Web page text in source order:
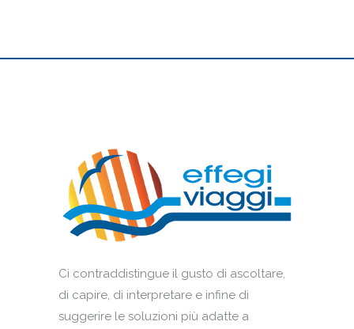
Ci contraddistingue il gusto di ascoltare,
di capire, di interpretare e infine di
suggerire le soluzioni più adatte a